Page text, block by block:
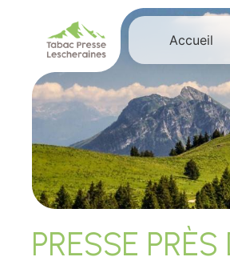
Accueil
PRESSE
Panneau de gestion des cookies